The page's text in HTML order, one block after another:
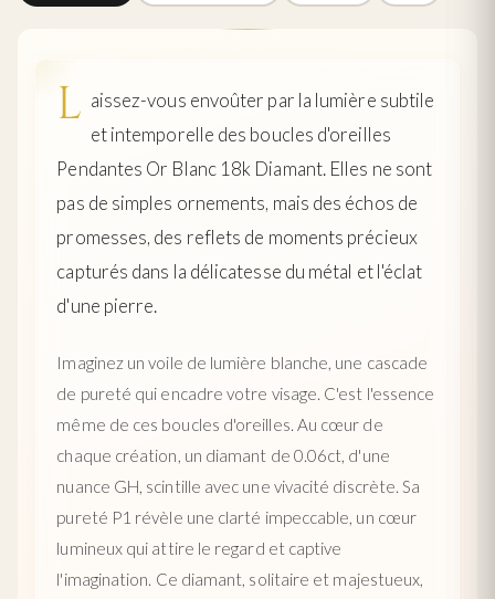
L aissez-vous envoûter par la lumière subtile
et intemporelle des boucles d'oreilles
Pendantes Or Blanc 18k Diamant. Elles ne sont
pas de simples ornements, mais des échos de
promesses, des reflets de moments précieux
capturés dans la délicatesse du métal et l'éclat
d'une pierre.
Imaginez un voile de lumière blanche, une cascade
de pureté qui encadre votre visage. C'est l'essence
même de ces boucles d'oreilles. Au cœur de
chaque création, un diamant de 0.06ct, d'une
nuance GH, scintille avec une vivacité discrète. Sa
pureté P1 révèle une clarté impeccable, un cœur
lumineux qui attire le regard et captive
l'imagination. Ce diamant, solitaire et majestueux,